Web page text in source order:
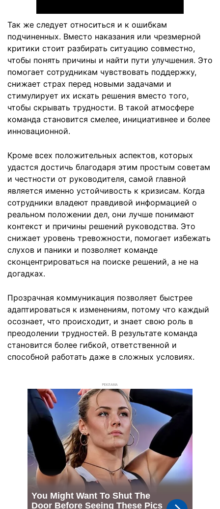
Так же следует относиться и к ошибкам
подчиненных. Вместо наказания или чрезмерной
критики стоит разбирать ситуацию совместно,
чтобы понять причины и найти пути улучшения. Это
помогает сотрудникам чувствовать поддержку,
снижает страх перед новыми задачами и
стимулирует их искать решения вместо того,
чтобы скрывать трудности. В такой атмосфере
команда становится смелее, инициативнее и более
инновационной.
Кроме всех положительных аспектов, которых
удастся достичь благодаря этим простым советам
и честности от руководителя, самой главной
является именно устойчивость к кризисам. Когда
сотрудники владеют правдивой информацией о
реальном положении дел, они лучше понимают
контекст и причины решений руководства. Это
снижает уровень тревожности, помогает избежать
слухов и паники и позволяет команде
сконцентрироваться на поиске решений, а не на
догадках.
Прозрачная коммуникация позволяет быстрее
адаптироваться к изменениям, потому что каждый
осознает, что происходит, и знает свою роль в
преодолении трудностей. В результате команда
становится более гибкой, ответственной и
способной работать даже в сложных условиях.
РЕКЛАМА